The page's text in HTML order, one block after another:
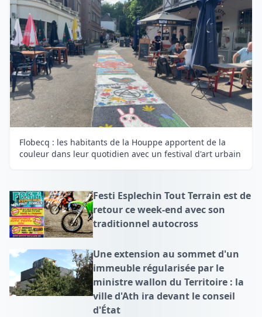
Flobecq : les habitants de la Houppe apportent de la
couleur dans leur quotidien avec un festival d'art urbain
Festi Esplechin Tout Terrain est de
retour ce week-end avec son
traditionnel autocross
Une extension au sommet d'un
immeuble régularisée par le
ministre wallon du Territoire : la
ville d'Ath ira devant le conseil
d'État